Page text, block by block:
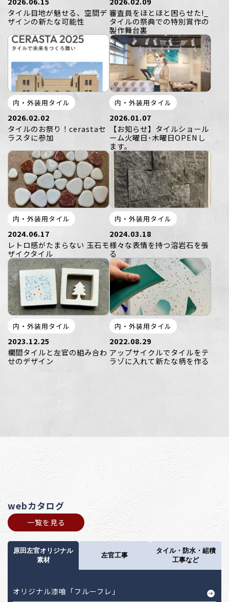
タイル目地が魅せる、空間デ
ザインの新たな可能性
審査員をほとほと困らせた!_
タイルの祭典での特別賞作の
製作舞台裏
内・外装用タイル
2026.02.02
タイルのお祭り！cerastaセ
ラスタに参加
内・外装用タイル
2026.01.07
【お知らせ】タイルショール
ーム火曜日･木曜日OPENし
ます。
内・外装用タイル
2024.06.17
レトロ感がたまらない 玉石モ
ザイクタイル
内・外装用タイル
2024.03.18
様々な表情を持つ溶岩石を張
る
内・外装用タイル
2023.12.25
欄間タイルと左官の組み合わ
せのデザイン
内・外装用タイル
2022.08.29
アップサイクルでタイルをテ
ラゾに入れて新たな柄を作る
webカタログ
一覧を見る
原田左官オリジナル
素材
左官工事
タイル・防水・組積
工事など
オリジナル漆喰「フルーフレ」